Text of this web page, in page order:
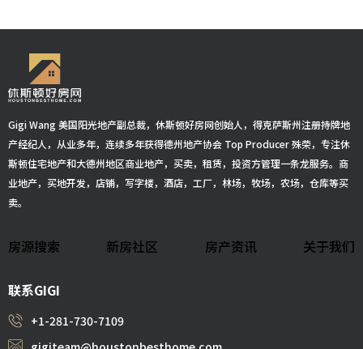
Gigi Wang 美国阳光地产副总裁，休斯顿好房网创始人，得克萨斯州注册持牌地
产经纪人，从业多年，连续多年获得德州地产协会 Top Producer 殊荣，专注休
斯顿住宅地产和大德州地区商业地产，买卖，租赁，投资方管理一条龙服务。商
业地产，买地开发，店铺，写字楼，酒店，工厂，林场，牧场，农场，仓库等买
卖。
房源搜索 新房社区 房产资讯 关于我们
联系GIGI
+1-281-730-7109